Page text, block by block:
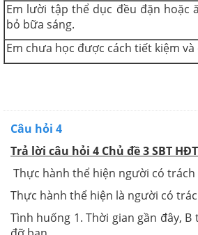
Em lười tập thể dục đều đặn
bỏ bữa sáng.
Em chưa học được cách tiết kiệm
Câu hỏi 4
Trả lời câu hỏi 4 Chủ đề 3 SBT
Thực hành thể hiện người có
Thực hành thể hiện là người có
Tình huống 1. Thời gian gần đây,